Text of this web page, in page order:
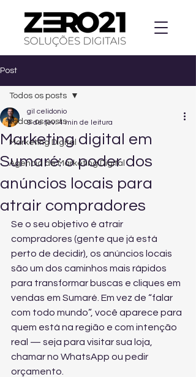
Post
Todos os posts
Marketing Digital
Agencia de Marketing Digital
Todos os posts
Marketing digital em
Sumaré: o poder dos
anúncios locais para
atrair compradores
gil celidonio
9 de fev. 4 min de leitura
Se o seu objetivo é atrair
compradores (gente que já está
perto de decidir), os anúncios locais
são um dos caminhos mais rápidos
para transformar buscas e cliques em
vendas em Sumaré. Em vez de “falar
com todo mundo”, você aparece para
quem está na região e com intenção
real — seja para visitar sua loja,
chamar no WhatsApp ou pedir
orçamento.